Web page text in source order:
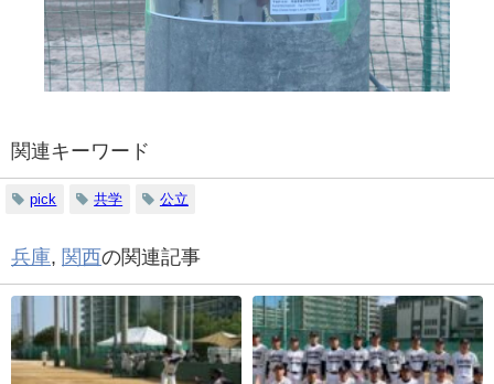
関連キーワード
pick 共学 公立
兵庫, 関西の関連記事